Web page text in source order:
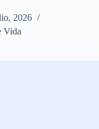
2026
Vida